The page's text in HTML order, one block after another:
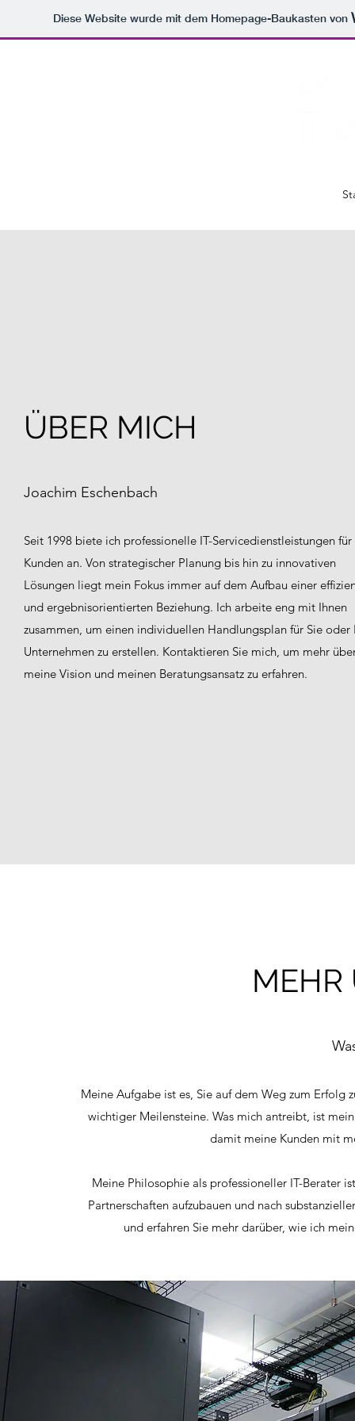
Diese Website wurde mit dem Homepage-Baukasten von
ÜBER MICH
Joachim Eschenbach
Seit 1998 biete ich professionelle IT-Servicedienstleistungen für
Kunden an. Von strategischer Planung bis hin zu innovativen
Lösungen liegt mein Fokus immer auf dem Aufbau einer
und ergebnisorientierten Beziehung. Ich arbeite eng mit Ihnen
zusammen, um einen individuellen Handlungsplan für Sie oder
Unternehmen zu erstellen. Kontaktieren Sie mich, um mehr
meine Vision und meinen Beratungsansatz zu erfahren.
MEHR
Meine Aufgabe ist es, Sie auf dem Weg zum Erfolg
wichtiger Meilensteine. Was mich antreibt, ist
damit meine Kunden mit
Meine Philosophie als professioneller IT-Berater
Partnerschaften aufzubauen und nach
und erfahren Sie mehr darüber, wie ich